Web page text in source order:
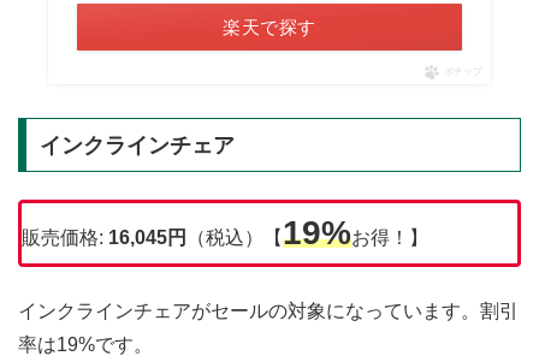
楽天で探す
ポチップ
インクラインチェア
販売価格: 16,045円 （税込）【19%お得！】
インクラインチェアがセールの対象になっています。割引
率は19%です。